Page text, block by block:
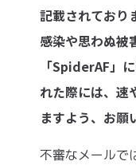
記載されており
感染や思わぬ被
「SpiderAF」
れた際には、速
ますよう、お願
不審なメールで